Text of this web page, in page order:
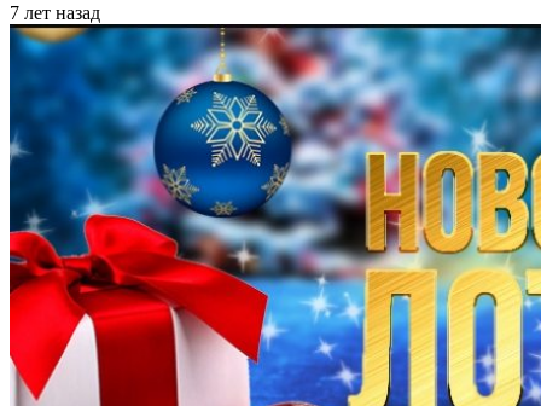
7 лет назад